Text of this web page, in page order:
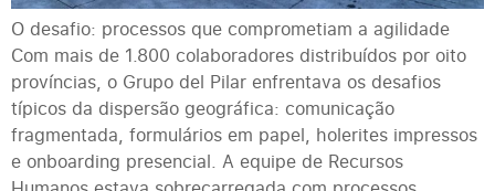
O desafio: processos que comprometiam a agilidade
Com mais de 1.800 colaboradores distribuídos por oito
províncias, o Grupo del Pilar enfrentava os desafios
típicos da dispersão geográfica: comunicação
fragmentada, formulários em papel, holerites impressos
e onboarding presencial. A equipe de Recursos